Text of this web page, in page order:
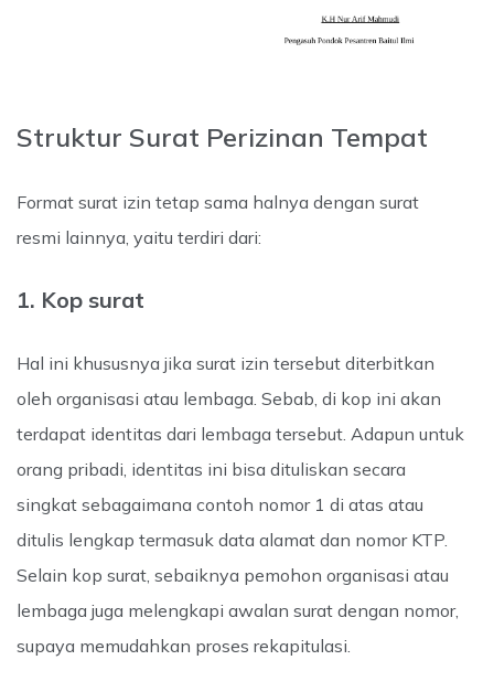
Struktur Surat Perizinan Tempat
Format surat izin tetap sama halnya dengan surat
resmi lainnya, yaitu terdiri dari:
1. Kop surat
Hal ini khususnya jika surat izin tersebut diterbitkan
oleh organisasi atau lembaga. Sebab, di kop ini akan
terdapat identitas dari lembaga tersebut. Adapun untuk
orang pribadi, identitas ini bisa dituliskan secara
singkat sebagaimana contoh nomor 1 di atas atau
ditulis lengkap termasuk data alamat dan nomor KTP.
Selain kop surat, sebaiknya pemohon organisasi atau
lembaga juga melengkapi awalan surat dengan nomor,
supaya memudahkan proses rekapitulasi.